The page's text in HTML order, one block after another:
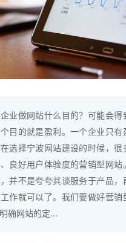
业做网站什么目的？可能会得
目的就是盈利。一个企业只有
选择宁波网站建设的时候，很
良好用户体验度的营销型网站
并不是夸夸其谈服务于产品，
作就可以了。我们要做好营销
确网站的定...